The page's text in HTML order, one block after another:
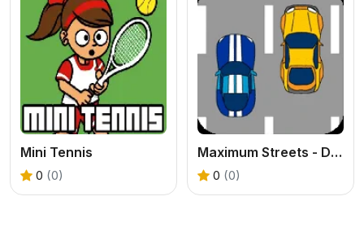
Mini Tennis
0 (0)
Maximum Streets - Drag Race
0 (0)